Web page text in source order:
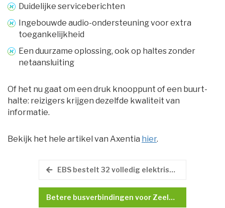
Duidelijke serviceberichten
Ingebouwde audio-ondersteuning voor extra
toegankelijkheid
Een duurzame oplossing, ook op haltes zonder
netaansluiting
Of het nu gaat om een druk knooppunt of een buurt­
halte: reizigers krijgen dezelfde kwaliteit van
informatie.
Bekijk het hele artikel van Axentia hier.
EBS bestelt 32 volledig elektrische buurtbussen voor nieuwe concessie Zeeland
Betere busverbindingen voor Zeeland: 21 verbeteringen vanaf 2027